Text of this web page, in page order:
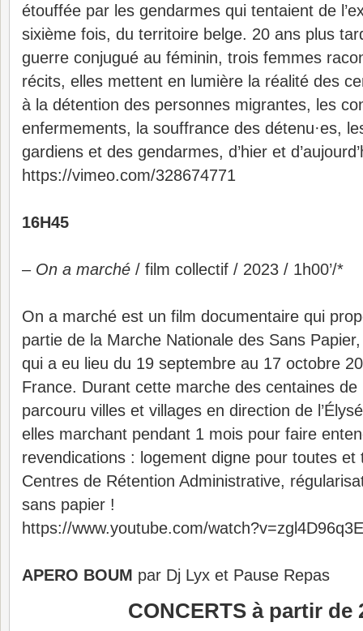
étouffée par les gendarmes qui tentaient de
sixième fois, du territoire belge. 20 ans plus
guerre conjugué au féminin, trois femmes
récits, elles mettent en lumière la réalité des
à la détention des personnes migrantes, les
enfermements, la souffrance des détenu·es,
gardiens et des gendarmes, d’hier et
https://vimeo.com/328674771
16H45
– On a marché / film collectif / 2023 / 1h00’/*
On a marché est un film documentaire qui
partie de la Marche Nationale des Sans
qui a eu lieu du 19 septembre au 17 octobre
France. Durant cette marche des centaines de
parcouru villes et villages en direction de
elles marchant pendant 1 mois pour faire
revendications : logement digne pour toutes
Centres de Rétention Administrative,
sans papier !
https://www.youtube.com/
APERO BOUM par Dj Lyx et Pause Repas
CONCERTS à partir de